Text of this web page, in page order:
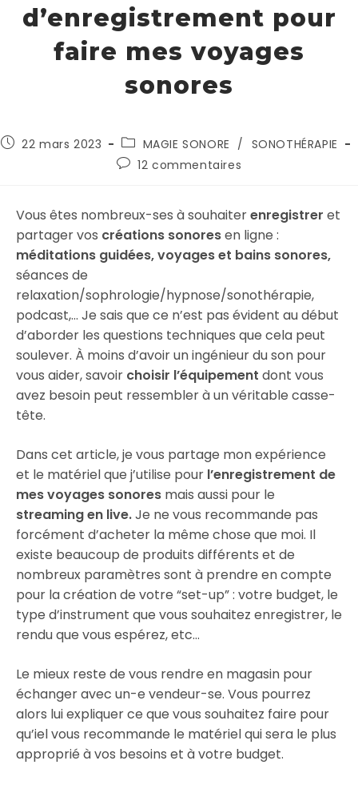
d’enregistrement pour
faire mes voyages
sonores
22 mars 2023 MAGIE SONORE / SONOTHÉRAPIE
12 commentaires
Vous êtes nombreux-ses à souhaiterenregistrer et
partager vos créations sonoresen ligne :
méditations guidées, voyages et bains sonores,
séances de
relaxation/sophrologie/hypnose/sonothérapie,
podcast,… Je sais que ce n’est pas évident au début
d’aborder les questions techniques que cela peut
soulever. À moins d’avoir un ingénieur du son pour
vous aider, savoir choisir l’équipement dont vous
avez besoin peut ressembler à un véritable casse-
tête.
Dans cet article, je vous partage mon expérience
et le matériel que j’utilise pour l’enregistrement de
mes voyages sonores mais aussi pour le
streaming en live.Je ne vous recommande pas
forcément d’acheter la même chose que moi. Il
existe beaucoup de produits différents et de
nombreux paramètres sont à prendre en compte
pour la création de votre “set-up” : votre budget, le
type d’instrument que vous souhaitez enregistrer, le
rendu que vous espérez, etc…
Le mieux reste de vous rendre en magasin pour
échanger avec un-e vendeur-se. Vous pourrez
alors lui expliquer ce que vous souhaitez faire pour
qu’iel vous recommande le matériel qui sera le plus
approprié à vos besoins et à votre budget.